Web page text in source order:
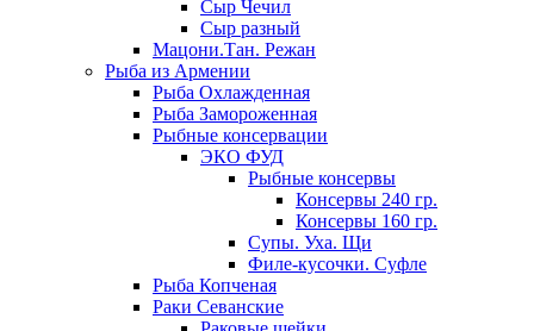
Сыр Чечил
Сыр разный
Мацони.Тан. Режан
Рыба из Армении
Рыба Охлажденная
Рыба Замороженная
Рыбные консервации
ЭКО ФУД
Рыбные консервы
Консервы 240 гр.
Консервы 160 гр.
Супы. Уха. Щи
Филе-кусочки. Суфле
Рыба Копченая
Раки Севанские